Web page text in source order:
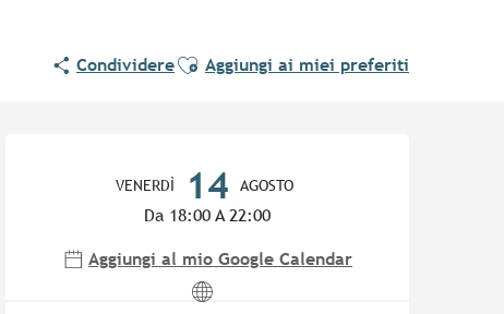
CondividereAjouter aux favoris
Aggiungi ai miei preferiti
VENERDÌ 14 AGOSTO
Da 18:00 A 22:00
Aggiungi al mio Google Calendar